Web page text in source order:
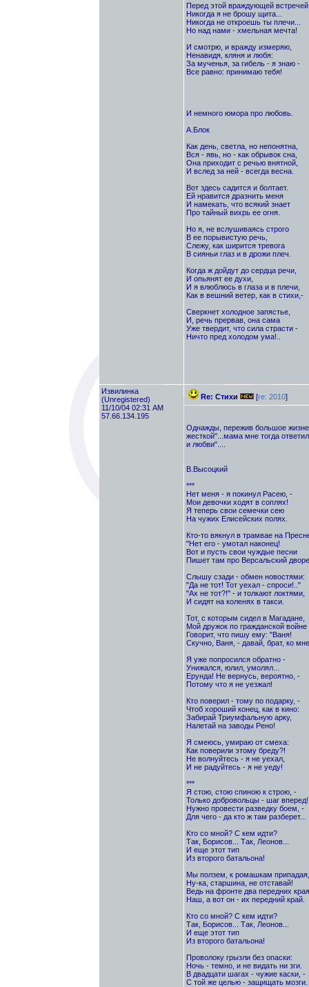
Перед этой враждующей встречей
Никогда я не брошу щита...
Никогда не откроешь ты плечи...
Но над нами - хмельная мечта!
И смотрю, и вражду измеряю,
Ненавидя, кляня и любя:
За мученья, за гибель - я знаю -
Все равно: принимаю тебя!
И немного юмора про любовь.
А.Блок
Как день, светла, но непонятна,
Вся - явь, но - как обрывок сна,
Она приходит с речью внятной,
И вслед за ней - всегда весна.
Вот здесь садится и болтает.
Ей нравится дразнить меня
И намекать, что всякий знает
Про тайный вихрь ее огня.
Но я, не вслушиваясь строго
В ее порывистую речь,
Слежу, как ширится тревога
В сияньи глаз и в дрожи плеч.
Когда ж дойдут до сердца речи,
И опьянят ее духи,
И я влюблюсь в глаза и в плечи,
Как в вешний ветер, как в стихи,-
Сверкнет холодное запястье,
И, речь прервав, она сама
Уже твердит, что сила страсти -
Ничто пред холодом ума!..
Извилинка
(Unregistered)
11/10/04 02:31 AM
57.66.134.195
Re: Стихи [re: 2010]
Однажды, пережив большое
жесткой"...мама мне тогда
и любви"....
В.Высоцкий
***
Нет меня - я покинул Расею, -
Мои девочки ходят в соплях!
Я теперь свои семечки сею
На чужих Елисейских полях.
Кто-то вякнул в трамвае на
"Нет его - умотал наконец!
Вот и пусть свои чуждые песни
Пишет там про Версальский
Слышу сзади - обмен новостями:
"Да не тот! Тот уехал - спроси!.."
"Ах не тот?!" - и толкают локтями,
И сидят на коленях в такси.
Тот, с которым сидел в Магадане,
Мой дружок по гражданской войне
Говорит, что пишу ему: "Ваня!
Скучно, Ваня, - давай, брат, ко
Я уже попросился обратно -
Унижался, юлил, умолял...
Ерунда! Не вернусь, вероятно, -
Потому что я не уезжал!
Кто поверил - тому по подарку, -
Чтоб хороший конец, как в кино:
Забирай Триумфальную арку,
Налетай на заводы Рено!
Я смеюсь, умираю от смеха:
Как поверили этому бреду?!
Не волнуйтесь - я не уехал,
И не радуйтесь - я не уеду!
***
Я стою, стою спиною к строю, -
Только добровольцы - шаг вперед!
Нужно провести разведку боем, -
Для чего - да кто ж там разберет...
Кто со мной? С кем идти?
Так, Борисов... Так, Леонов...
И еще этот тип
Из второго батальона!
Мы ползем, к ромашкам
Ну-ка, старшина, не отставай!
Ведь на фронте два передних
Наш, а вот он - их передний край.
Кто со мной? С кем идти?
Так, Борисов... Так, Леонов...
И еще этот тип
Из второго батальона!
Проволоку грызли без опаски:
Ночь - темно, и не видать ни зги.
В двадцати шагах - чужие каски, -
С той же целью - защищать мозги.